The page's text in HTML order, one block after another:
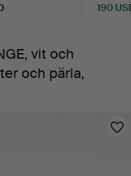
190
vit och
och pärla,